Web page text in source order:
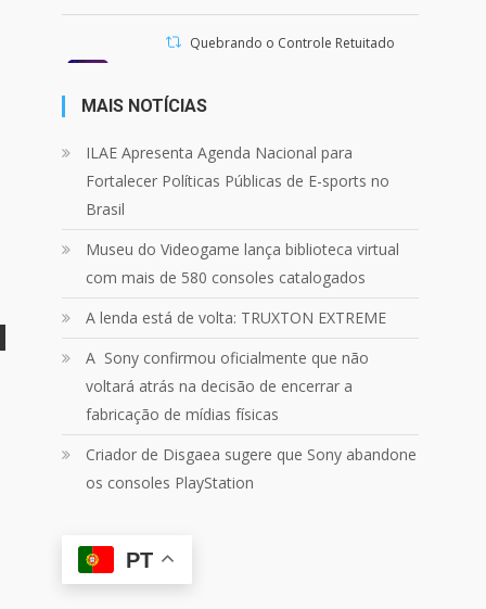
Quebrando o Controle Retuitado
21 jun 2024
ontem no @Podpah
Quebrando o Controle @qocoficial
Confira em nosso site o mais
recente REVIEW de Skull & Bones.
Mais em:
1 1 Twitter
MAIS NOTÍCIAS
ILAE Apresenta Agenda Nacional para
Fortalecer Políticas Públicas de E-sports no
Brasil
Museu do Videogame lança biblioteca virtual
com mais de 580 consoles catalogados
A lenda está de volta: TRUXTON EXTREME
A Sony confirmou oficialmente que não
voltará atrás na decisão de encerrar a
fabricação de mídias físicas
Criador de Disgaea sugere que Sony abandone
os consoles PlayStation
PT